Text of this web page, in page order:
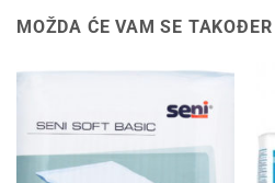
MOŽDA ĆE VAM SE